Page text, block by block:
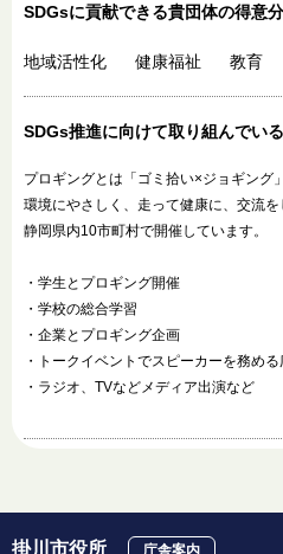
SDGsに貢献できる貴団体の得意
地域活性化 健康福祉 教育
SDGs推進に向けて取り組んでい
プロギングとは「ゴミ拾い×ジョギング
環境にやさしく、走って健康に、交流を
静岡県内10市町村で開催しています。
・学生とプロギング開催
・学校の総合学習
・企業とプロギング企画
・トークイベントでスピーカーを務め
・ラジオ、TVなどメディア出演など
掛川市役所 庁舎案内